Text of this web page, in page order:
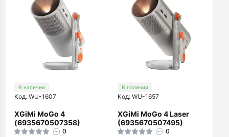
В наличии
Код: WU-1607
XGiMi MoGo 4
(6935670507358)
0
В наличии
Код: WU-1657
XGiMi MoGo 4 Laser
(6935670507495)
0